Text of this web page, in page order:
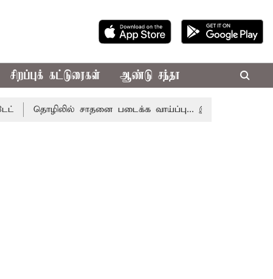
சிறப்புக் கட்டுரைகள் ஆண்டு சந்தா
தொழிலில் சாதனை படைக்க வாய்ப்பு... இன்றைய ராசிபலன்